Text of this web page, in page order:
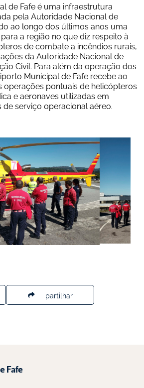
de Fafe é uma infraestrutura
pela Autoridade Nacional de
ao longo dos últimos anos uma
a região no que diz respeito à
de combate a incêndios rurais,
da Autoridade Nacional de
Civil. Para além da operação dos
Municipal de Fafe recebe ao
operações pontuais de helicópteros
e aeronaves utilizadas em
serviço operacional aéreo.
partilhar
Fafe